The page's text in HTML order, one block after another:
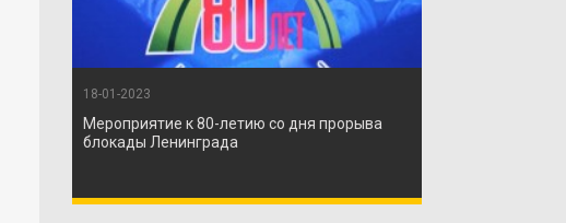
18-01-2023
Мероприятие к 80-летию со дня прорыва
блокады Ленинграда